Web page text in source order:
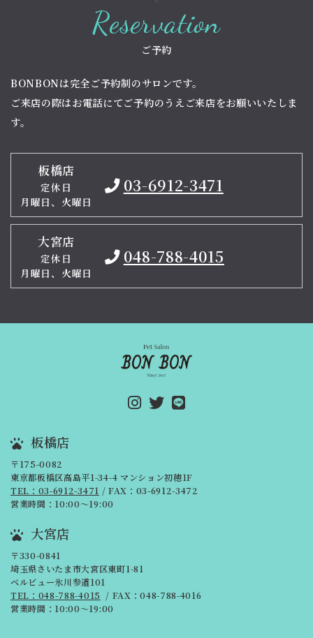
Reservation
ご予約
BONBONは完全ご予約制のサロンです。
ご来店の際はお電話にてご予約のうえご来店をお願いいたしま
す。
板橋店
定休日
月曜日、火曜日
03-6912-3471
大宮店
定休日
月曜日、火曜日
048-788-4015
板橋店
〒175-0082
東京都板橋区高島平1-34-4 マンション初穂1F
TEL：03-6912-3471 / FAX：03-6912-3472
営業時間：10:00～19:00
大宮店
〒330-0841
埼玉県さいたま市大宮区東町1-81
ベルビュー氷川参道101
TEL：048-788-4015 / FAX：048-788-4016
営業時間：10:00～19:00